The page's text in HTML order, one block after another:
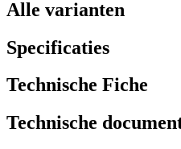
Alle varianten
Specificaties
Technische Fiche
Technische